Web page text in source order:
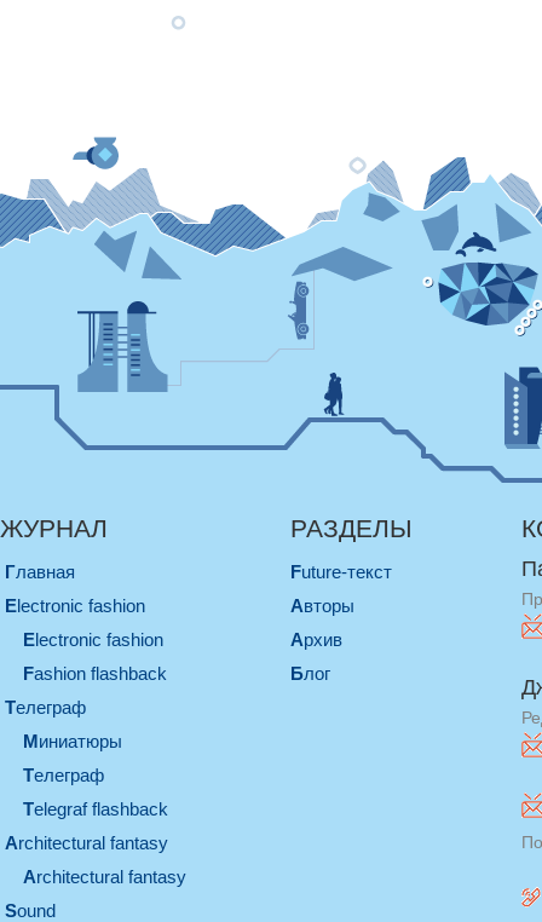
ЖУРНАЛ
Главная
electronic fashion
electronic fashion
Fashion flashback
телеграф
миниатюры
телеграф
Telegraf flashback
architectural fantasy
architectural fantasy
sound
РАЗДЕЛЫ
Future-текст
Авторы
Архив
Блог